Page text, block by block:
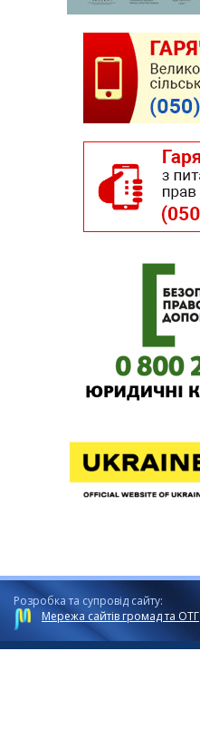
Розробка та супровід сайту:
Мережа сайтів громад та ОТГ